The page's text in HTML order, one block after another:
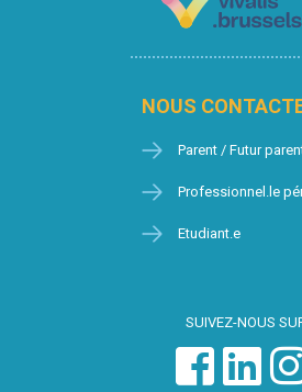
NOUS
Parent / Futur
Professionnel.le
Etudiant.e
SUIVEZ-NOUS